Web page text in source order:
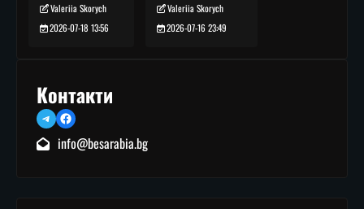
Valeriia Skorych
2026-07-18 13:56
Valeriia Skorych
2026-07-16 23:49
Контакти
TelegramFacebook
info@besarabia.bg